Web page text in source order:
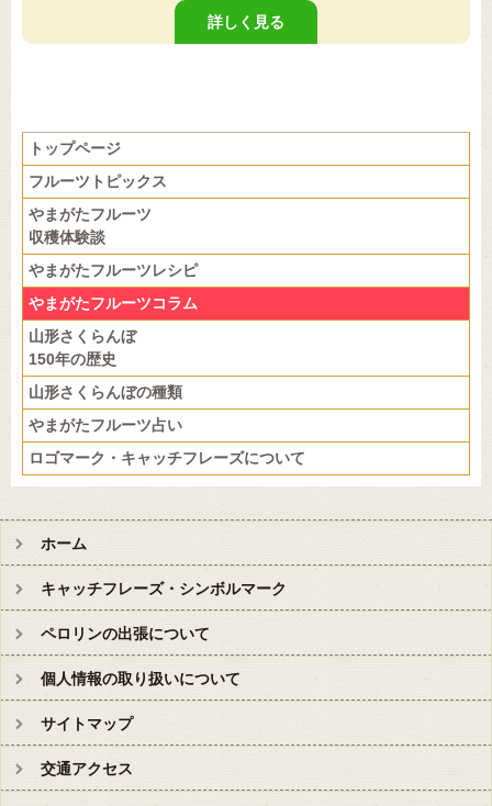
詳しく見る
トップページ
フルーツトピックス
やまがたフルーツ
収穫体験談
やまがたフルーツレシピ
やまがたフルーツコラム
山形さくらんぼ
150年の歴史
山形さくらんぼの種類
やまがたフルーツ占い
ロゴマーク・キャッチフレーズについて
ホーム
キャッチフレーズ・シンボルマーク
ペロリンの出張について
個人情報の取り扱いについて
サイトマップ
交通アクセス